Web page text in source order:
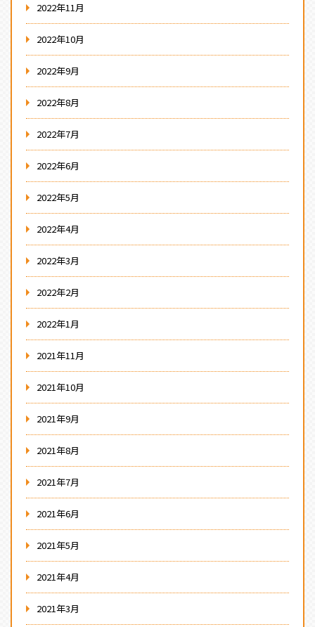
2022年11月
2022年10月
2022年9月
2022年8月
2022年7月
2022年6月
2022年5月
2022年4月
2022年3月
2022年2月
2022年1月
2021年11月
2021年10月
2021年9月
2021年8月
2021年7月
2021年6月
2021年5月
2021年4月
2021年3月